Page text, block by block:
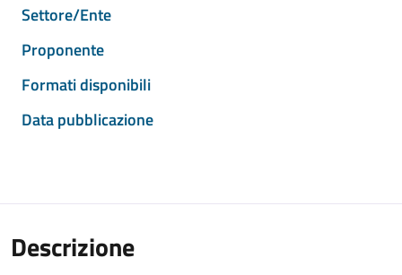
Settore/Ente
Proponente
Formati disponibili
Data pubblicazione
Descrizione